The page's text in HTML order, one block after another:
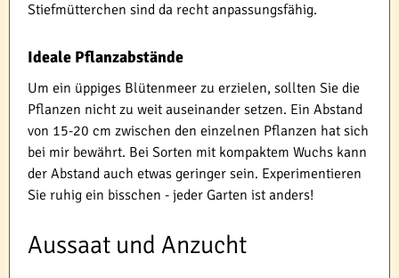
Stiefmütterchen sind da recht anpassungsfähig.
Ideale Pflanzabstände
Um ein üppiges Blütenmeer zu erzielen, sollten Sie die
Pflanzen nicht zu weit auseinander setzen. Ein Abstand
von 15-20 cm zwischen den einzelnen Pflanzen hat sich
bei mir bewährt. Bei Sorten mit kompaktem Wuchs kann
der Abstand auch etwas geringer sein. Experimentieren
Sie ruhig ein bisschen - jeder Garten ist anders!
Aussaat und Anzucht